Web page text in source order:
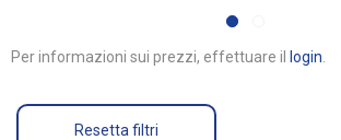
Per informazioni sui prezzi, effettuare il login
Resetta filtri